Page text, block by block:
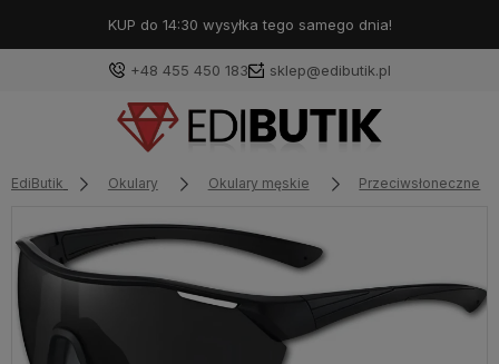
KUP do 14:30 wysyłka tego samego dnia!
+48 455 450 183 sklep@edibutik.pl
EdiButik Okulary Okulary męskie Przeciwsłoneczne